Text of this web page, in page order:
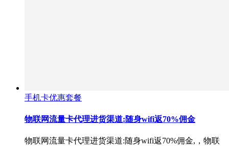
手机卡优惠套餐
物联网流量卡代理进货渠道:随身wifi返70%佣金
物联网流量卡代理进货渠道:随身wifi返70%佣金,，物联